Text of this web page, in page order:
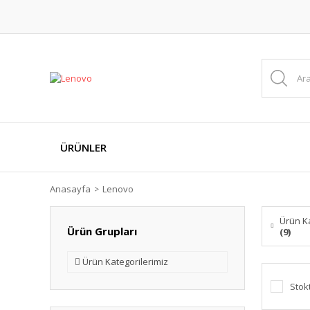
ÜRÜNLER
Anasayfa Lenovo
Ürün Grupları
Ürün Kategorilerimiz
Ürün
(9)